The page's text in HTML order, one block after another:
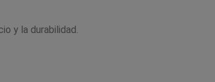
y la durabilidad.